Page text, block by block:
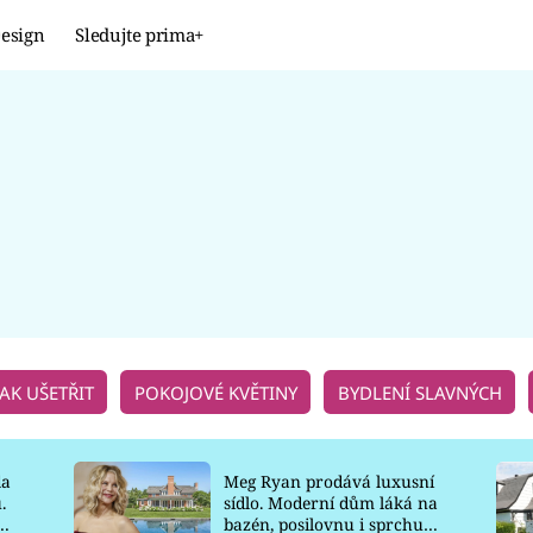
Sledujte prima+
UŠETŘIT POKOJOVÉ KVĚTINY BYDLENÍ SLAVNÝCH
Meg Ryan prodává luxusní
sídlo. Moderní dům láká na
bazén, posilovnu i sprchu